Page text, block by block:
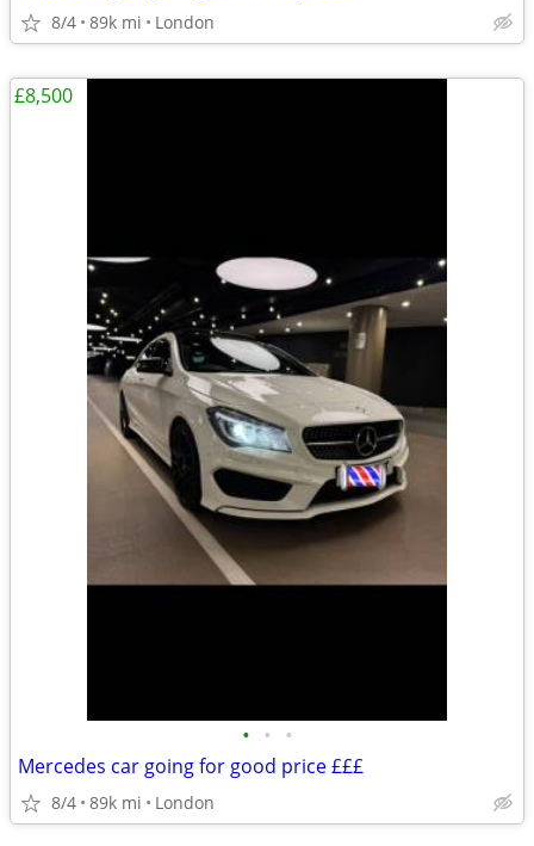
8/4 89k mi London
• • •
Mercedes car going for good price £££
8/4 89k mi London
£8,500